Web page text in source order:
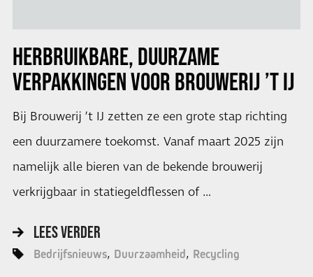
HERBRUIKBARE, DUURZAME
VERPAKKINGEN VOOR BROUWERIJ ’T IJ
Bij Brouwerij ’t IJ zetten ze een grote stap richting
een duurzamere toekomst. Vanaf maart 2025 zijn
namelijk alle bieren van de bekende brouwerij
verkrijgbaar in statiegeldflessen of …
LEES VERDER
Bedrijfsnieuws Duurzaamheid Recycling